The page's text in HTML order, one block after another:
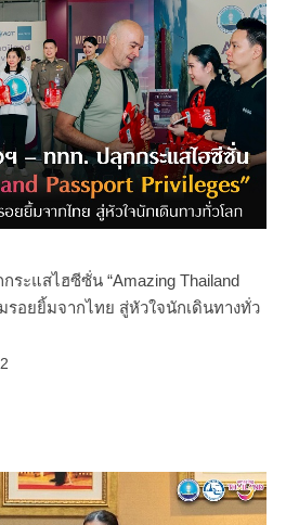
ระแสไฮซีซั่น “Amazing Thailand
รอยยิ้มจากไทย สู่หัวใจนักเดินทางทั่ว